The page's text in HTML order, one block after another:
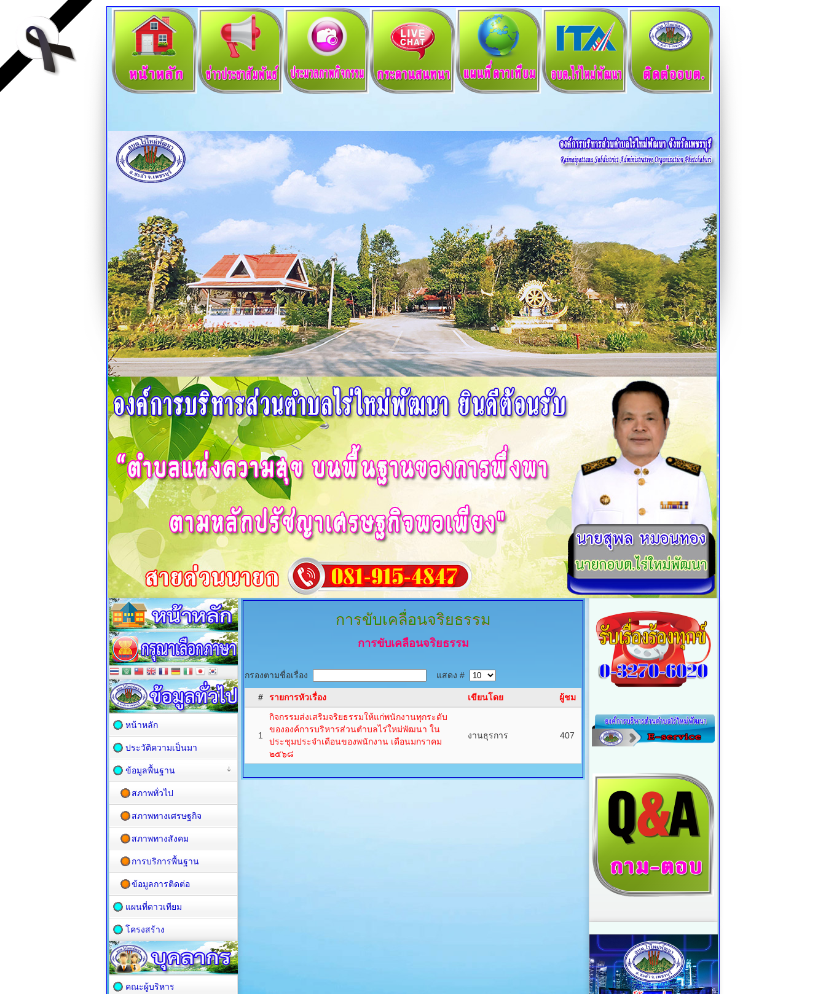
การขับเคลื่อนจริยธรรม
การขับเคลื่อนจริยธรรม
กรองตามชื่อเรื่อง แสดง #
# รายการหัวเรื่อง เขียนโดย ผู้ชม
1
กิจกรรมส่งเสริมจริยธรรมให้แก่พนักงานทุกระดับ
ขององค์การบริหารส่วนตำบลไร่ใหม่พัฒนา ใน
ประชุมประจำเดือนของพนักงาน เดือนมกราคม
๒๕๖๘
งานธุรการ 407
หน้าหลัก
ประวัติความเป็นมา
ข้อมูลพื้นฐาน
สภาพทั่วไป
สภาพทางเศรษฐกิจ
สภาพทางสังคม
การบริการพื้นฐาน
ข้อมูลการติดต่อ
แผนที่ดาวเทียม
โครงสร้าง
คณะผู้บริหาร